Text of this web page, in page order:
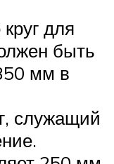
для
быть
мм в
служащий